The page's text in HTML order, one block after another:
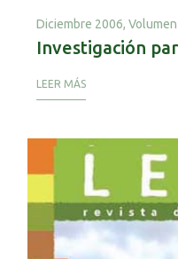
Diciembre 2006,
Investigación
LEER MÁS